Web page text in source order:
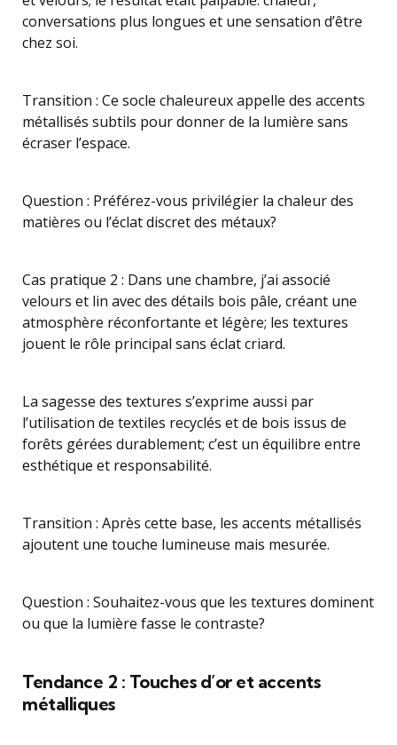
conversations plus longues et une sensation d’être
chez soi.
Transition : Ce socle chaleureux appelle des accents
métallisés subtils pour donner de la lumière sans
écraser l’espace.
Question : Préférez-vous privilégier la chaleur des
matières ou l’éclat discret des métaux?
Cas pratique 2 : Dans une chambre, j’ai associé
velours et lin avec des détails bois pâle, créant une
atmosphère réconfortante et légère; les textures
jouent le rôle principal sans éclat criard.
La sagesse des textures s’exprime aussi par
l’utilisation de textiles recyclés et de bois issus de
forêts gérées durablement; c’est un équilibre entre
esthétique et responsabilité.
Transition : Après cette base, les accents métallisés
ajoutent une touche lumineuse mais mesurée.
Question : Souhaitez-vous que les textures dominent
ou que la lumière fasse le contraste?
Tendance 2 : Touches d’or et accents
métalliques